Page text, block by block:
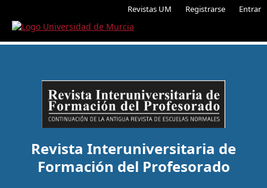
Revistas UM Registrarse Entrar
Revista Interuniversitaria de
Formación del Profesorado